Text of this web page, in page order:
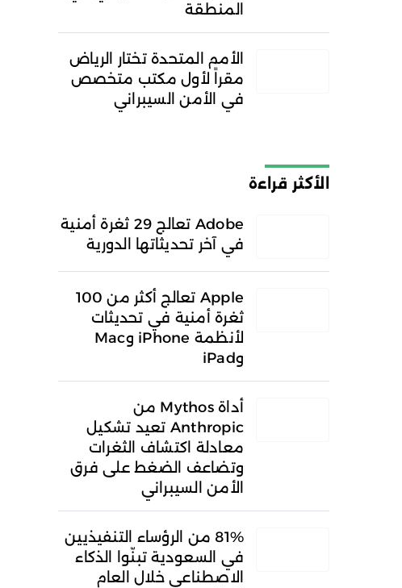
المنطقة
الأمم المتحدة تختار الرياض
مقراً لأول مكتب متخصص
في الأمن السيبراني
الأكثر قراءة
Adobe تعالج 29 ثغرة أمنية
في آخر تحديثاتها الدورية
Apple تعالج أكثر من 100
ثغرة أمنية في تحديثات
لأنظمة iPhone وMac
وiPad
أداة Mythos من
Anthropic تعيد تشكيل
معادلة اكتشاف الثغرات
وتضاعف الضغط على فرق
الأمن السيبراني
81% من الرؤساء التنفيذيين
في السعودية تبنّوا الذكاء
الاصطناعي خلال العام